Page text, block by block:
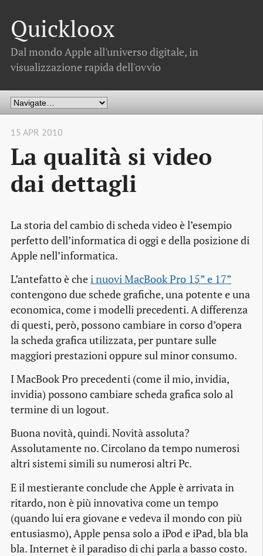
Quickloox
Dal mondo Apple all'universo digitale, in
visualizzazione rapida dell'ovvio
15 APR 2010
La qualità si video
dai dettagli
La storia del cambio di scheda video è l’esempio
perfetto dell’informatica di oggi e della posizione di
Apple nell’informatica.
L’antefatto è chei nuovi MacBook Pro 15” e 17”
contengono due schede grafiche, una potente e una
economica, come i modelli precedenti. A differenza
di questi, però, possono cambiare in corso d’opera
la scheda grafica utilizzata, per puntare sulle
maggiori prestazioni oppure sul minor consumo.
I MacBook Pro precedenti (come il mio, invidia,
invidia) possono cambiare scheda grafica solo al
termine di unlogout.
Buona novità, quindi. Novità assoluta?
Assolutamente no. Circolano da tempo numerosi
altri sistemi simili su numerosi altri Pc.
E il mestierante conclude che Apple è arrivata in
ritardo, non è più innovativa come un tempo
(quando lui era giovane e vedeva il mondo con più
entusiasmo), Apple pensa solo a iPod e iPad,bla bla
bla. Internet è il paradiso di chi parla a basso costo.